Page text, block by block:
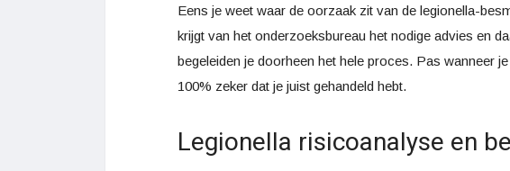
Eens je weet waar de oorzaak zit van de legionella-
krijgt van het onderzoeksbureau het nodige advies en
begeleiden je doorheen het hele proces. Pas wanneer
100% zeker dat je juist gehandeld hebt.
Legionella risicoanalyse en